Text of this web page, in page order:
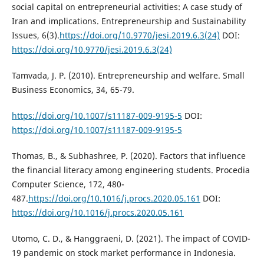
social capital on entrepreneurial activities: A case study of
Iran and implications. Entrepreneurship and Sustainability
Issues, 6(3).https://doi.org/10.9770/jesi.2019.6.3(24) DOI:
https://doi.org/10.9770/jesi.2019.6.3(24)
Tamvada, J. P. (2010). Entrepreneurship and welfare. Small
Business Economics, 34, 65-79.
https://doi.org/10.1007/s11187-009-9195-5 DOI:
https://doi.org/10.1007/s11187-009-9195-5
Thomas, B., & Subhashree, P. (2020). Factors that influence
the financial literacy among engineering students. Procedia
Computer Science, 172, 480-
487.https://doi.org/10.1016/j.procs.2020.05.161 DOI:
https://doi.org/10.1016/j.procs.2020.05.161
Utomo, C. D., & Hanggraeni, D. (2021). The impact of COVID-
19 pandemic on stock market performance in Indonesia.